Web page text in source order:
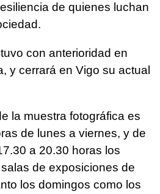
de quienes luchan
con anterioridad en
y cerrará en Vigo su actual
la muestra fotográfica es
de lunes a viernes, y de
a 20.30 horas los
de exposiciones de
los domingos como los